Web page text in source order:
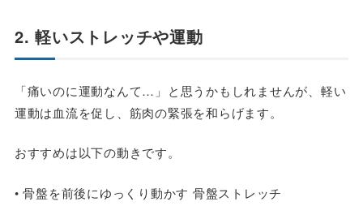
2. 軽いストレッチや運動
「痛いのに運動なんて…」と思うかもしれませんが、軽い
運動は血流を促し、筋肉の緊張を和らげます。
おすすめは以下の動きです。
• 骨盤を前後にゆっくり動かす 骨盤ストレッチ